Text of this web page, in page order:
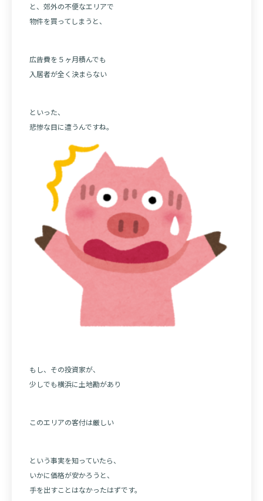
と、郊外の不便なエリアで
物件を買ってしまうと、
広告費を５ヶ月積んでも
入居者が全く決まらない
といった、
悲惨な目に遭うんですね。
もし、その投資家が、
少しでも横浜に土地勘があり
このエリアの客付は厳しい
という事実を知っていたら、
いかに価格が安かろうと、
手を出すことはなかったはずです。